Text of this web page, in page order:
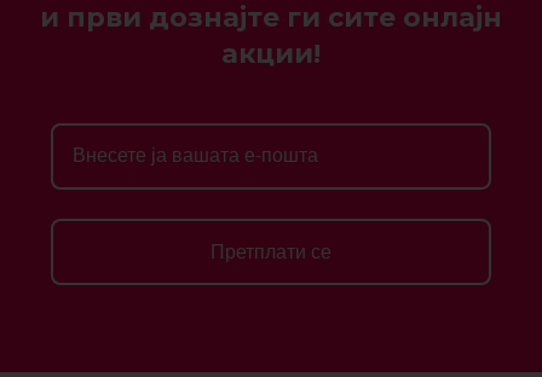
и први дознајте ги сите онлајн
акции!
Претплати се